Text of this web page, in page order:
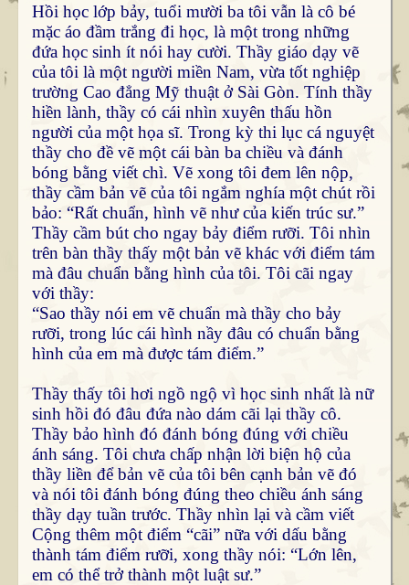
Hồi học lớp bảy, tuổi mười ba tôi vẫn là cô bé
mặc áo đầm trắng đi học, là một trong những
đứa học sinh ít nói hay cười. Thầy giáo dạy vẽ
của tôi là một người miền Nam, vừa tốt nghiệp
trường Cao đẳng Mỹ thuật ở Sài Gòn. Tính thầy
hiền lành, thầy có cái nhìn xuyên thấu hồn
người của một họa sĩ. Trong kỳ thi lục cá nguyệt
thầy cho đề vẽ một cái bàn ba chiều và đánh
bóng bằng viết chì. Vẽ xong tôi đem lên nộp,
thầy cầm bản vẽ của tôi ngắm nghía một chút rồi
bảo: “Rất chuẩn, hình vẽ như của kiến trúc sư.”
Thầy cầm bút cho ngay bảy điểm rưỡi. Tôi nhìn
trên bàn thầy thấy một bản vẽ khác với điểm tám
mà đâu chuẩn bằng hình của tôi. Tôi cãi ngay
với thầy:
“Sao thầy nói em vẽ chuẩn mà thầy cho bảy
rưỡi, trong lúc cái hình nầy đâu có chuẩn bằng
hình của em mà được tám điểm.”
Thầy thấy tôi hơi ngồ ngộ vì học sinh nhất là nữ
sinh hồi đó đâu đứa nào dám cãi lại thầy cô.
Thầy bảo hình đó đánh bóng đúng với chiều
ánh sáng. Tôi chưa chấp nhận lời biện hộ của
thầy liền để bản vẽ của tôi bên cạnh bản vẽ đó
và nói tôi đánh bóng đúng theo chiều ánh sáng
thầy dạy tuần trước. Thầy nhìn lại và cầm viết
Cộng thêm một điểm “cãi” nữa với dấu bằng
thành tám điểm rưỡi, xong thầy nói: “Lớn lên,
em có thể trở thành một luật sư.”